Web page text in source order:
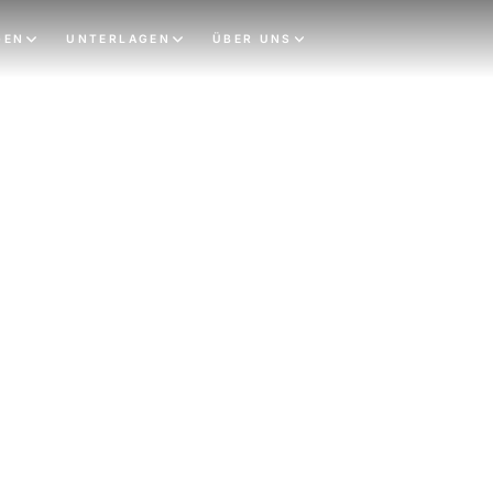
UNTERLAGEN ÜBER UNS